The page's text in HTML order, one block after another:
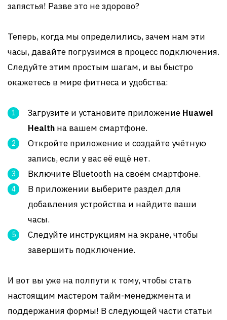
запястья! Разве это не здорово?
Теперь, когда мы определились, зачем нам эти
часы, давайте погрузимся в процесс подключения.
Следуйте этим простым шагам, и вы быстро
окажетесь в мире фитнеса и удобства:
Загрузите и установите приложение Huawei
Health на вашем смартфоне.
Откройте приложение и создайте учётную
запись, если у вас её ещё нет.
Включите Bluetooth на своём смартфоне.
В приложении выберите раздел для
добавления устройства и найдите ваши
часы.
Следуйте инструкциям на экране, чтобы
завершить подключение.
И вот вы уже на полпути к тому, чтобы стать
настоящим мастером тайм-менеджмента и
поддержания формы! В следующей части статьи